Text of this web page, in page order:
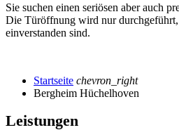
Sie suchen einen seriösen aber auch
Die Türöffnung wird nur
einverstanden sind.
Startseite chevron_right
Bergheim Hüchelhoven
Leistungen